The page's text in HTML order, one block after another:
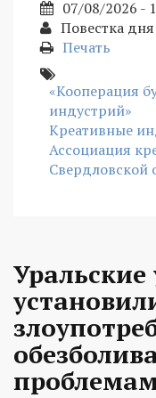
07/08/2026 -
Повестка дня
Печать
«Кооперация
индустрий»
Креативные
Ассоциация
Свердловской